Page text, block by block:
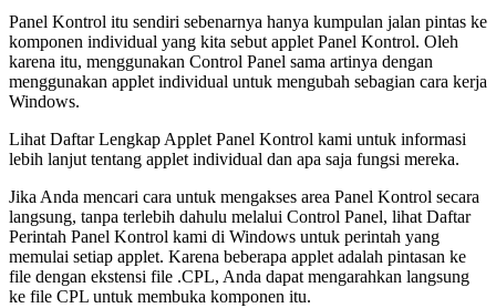
Panel Kontrol itu sendiri sebenarnya hanya kumpulan jalan pintas ke
komponen individual yang kita sebut applet Panel Kontrol. Oleh
karena itu, menggunakan Control Panel sama artinya dengan
menggunakan applet individual untuk mengubah sebagian cara kerja
Windows.
Lihat Daftar Lengkap Applet Panel Kontrol kami untuk informasi
lebih lanjut tentang applet individual dan apa saja fungsi mereka.
Jika Anda mencari cara untuk mengakses area Panel Kontrol secara
langsung, tanpa terlebih dahulu melalui Control Panel, lihat Daftar
Perintah Panel Kontrol kami di Windows untuk perintah yang
memulai setiap applet. Karena beberapa applet adalah pintasan ke
file dengan ekstensi file .CPL, Anda dapat mengarahkan langsung
ke file CPL untuk membuka komponen itu.